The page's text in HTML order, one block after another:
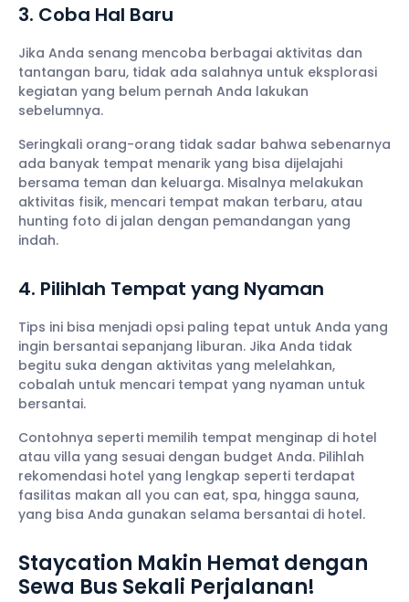
3. Coba Hal Baru
Jika Anda senang mencoba berbagai aktivitas dan
tantangan baru, tidak ada salahnya untuk eksplorasi
kegiatan yang belum pernah Anda lakukan
sebelumnya.
Seringkali orang-orang tidak sadar bahwa sebenarnya
ada banyak tempat menarik yang bisa dijelajahi
bersama teman dan keluarga. Misalnya melakukan
aktivitas fisik, mencari tempat makan terbaru, atau
hunting foto di jalan dengan pemandangan yang
indah.
4. Pilihlah Tempat yang Nyaman
Tips ini bisa menjadi opsi paling tepat untuk Anda yang
ingin bersantai sepanjang liburan. Jika Anda tidak
begitu suka dengan aktivitas yang melelahkan,
cobalah untuk mencari tempat yang nyaman untuk
bersantai.
Contohnya seperti memilih tempat menginap di hotel
atau villa yang sesuai dengan budget Anda. Pilihlah
rekomendasi hotel yang lengkap seperti terdapat
fasilitas makan all you can eat, spa, hingga sauna,
yang bisa Anda gunakan selama bersantai di hotel.
Staycation Makin Hemat dengan
Sewa Bus Sekali Perjalanan!